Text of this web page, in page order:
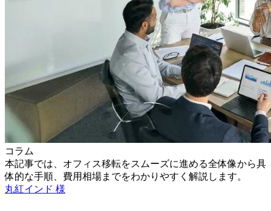
コラム
本記事では、オフィス移転をスムーズに進める全体像から具
体的な手順、費用相場までをわかりやすく解説します。
丸紅インド 様